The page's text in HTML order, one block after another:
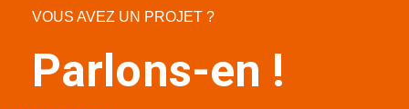
VOUS AVEZ UN PROJET ?
Parlons-en !